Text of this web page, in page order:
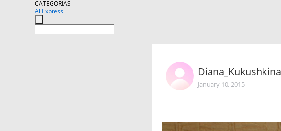
CATEGORIAS
AliExpress
Diana_Kukushkina
January 10, 2015